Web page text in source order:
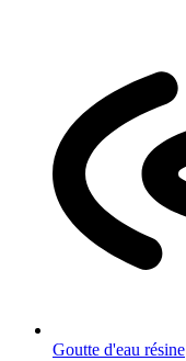
Goutte d'eau résine